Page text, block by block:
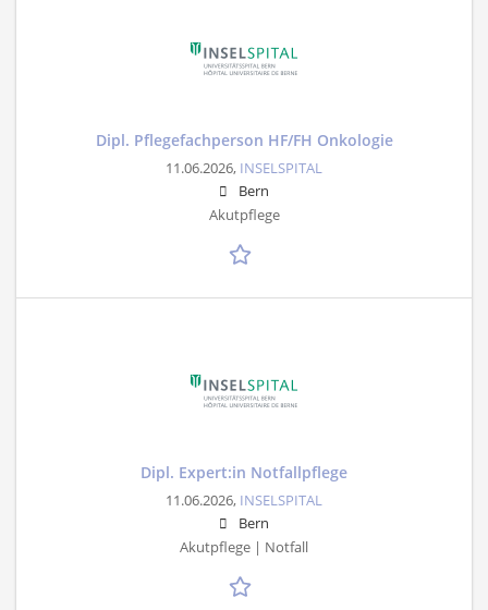
Dipl. Pflegefachperson HF/FH Onkologie
11.06.2026, INSELSPITAL
Bern
Akutpflege
Dipl. Expert:in Notfallpflege
11.06.2026, INSELSPITAL
Bern
Akutpflege | Notfall